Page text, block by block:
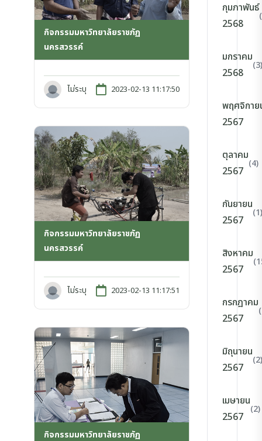
กิจกรรมมหาวิทยาลัยราชภัฏ
นครสวรรค์
ไม่ระบุ 2023-02-13 11:17:50
กิจกรรมมหาวิทยาลัยราชภัฏ
นครสวรรค์
ไม่ระบุ 2023-02-13 11:17:51
กิจกรรมมหาวิทยาลัยราชภัฏ
กุมภาพันธ์
2568
มกราคม
2568
(3)
พฤศจิกาย
2567
ตุลาคม
2567
(4)
กันยายน
2567
(1)
สิงหาคม
2567
กรกฎาคม
2567
มิถุนายน
2567
(2)
เมษายน
2567
(2)